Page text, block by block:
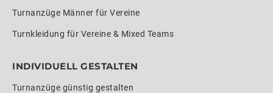
Turnanzüge Männer für Vereine
Turnkleidung für Vereine & Mixed Teams
INDIVIDUELL GESTALTEN
Turnanzüge günstig gestalten